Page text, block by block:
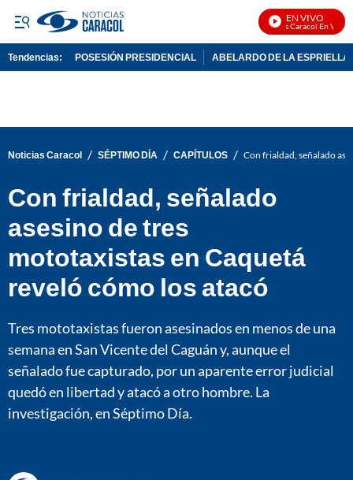
EN VIVO
Noticias Caracol En Vivo
Tendencias: POSESIÓN PRESIDENCIAL ABELARDO DE LA ESPRIELLA
Noticias Caracol / SÉPTIMO DÍA / CAPÍTULOS / Con frialdad, señalado
Con frialdad, señalado
asesino de tres
mototaxistas en Caquetá
reveló cómo los atacó
Tres mototaxistas fueron asesinados en menos de una
semana en San Vicente del Caguán y, aunque el
señalado fue capturado, por un aparente error judicial
quedó en libertad y atacó a otro hombre. La
investigación, en Séptimo Día.